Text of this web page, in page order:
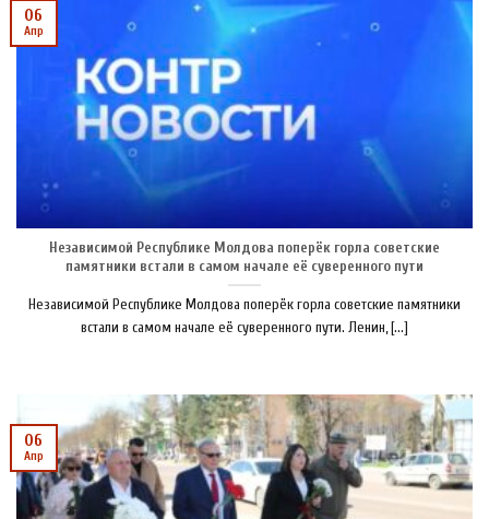
Независимой Республике Молдова поперёк горла советские
памятники встали в самом начале её суверенного пути
Независимой Республике Молдова поперёк горла советские памятники
встали в самом начале её суверенного пути. Ленин, [...]
06
Апр
06
Апр